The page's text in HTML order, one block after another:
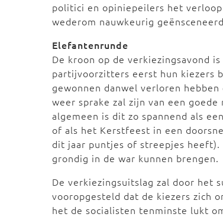
politici en opiniepeilers het
wederom nauwkeurig
Elefantenrunde
De kroon op de verkiezingsavond
partijvoorzitters eerst hun kiezers
gewonnen danwel verloren
weer sprake zal zijn van een
algemeen is dit zo spannend als
of als het Kerstfeest in een
dit jaar puntjes of streepjes heeft).
grondig in de war kunnen brengen.
De verkiezingsuitslag zal door het
vooropgesteld dat de kiezers zich
het de socialisten tenminste lukt